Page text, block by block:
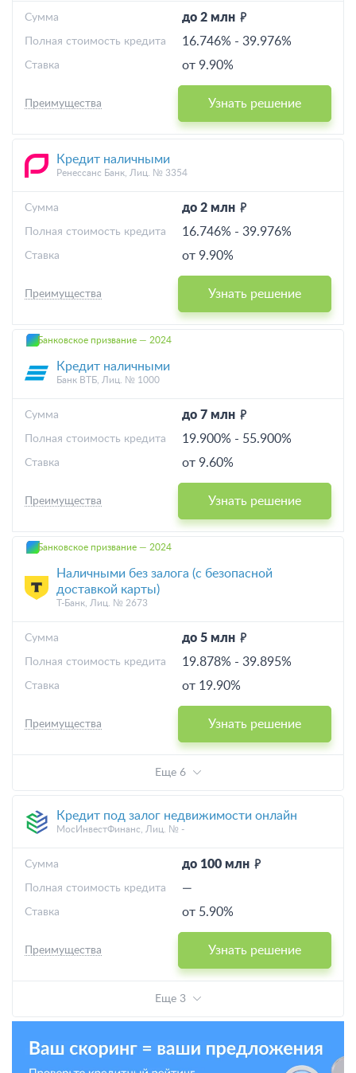
до 2 млн
Cумма
16.746% - 39.976%
Полная стоимость кредита
от 9.90%
Ставка
Узнать решение
Преимущества
Кредит наличными
Ренессанс Банк, Лиц. № 3354
до 2 млн
Cумма
16.746% - 39.976%
Полная стоимость кредита
от 9.90%
Ставка
Узнать решение
Преимущества
Банковское призвание — 2024
Кредит наличными
Банк ВТБ, Лиц. № 1000
до 7 млн
Cумма
19.900% - 55.900%
Полная стоимость кредита
от 9.60%
Ставка
Узнать решение
Преимущества
Банковское призвание — 2024
Наличными без залога (с безопасной
доставкой карты)
Т-Банк, Лиц. № 2673
до 5 млн
Cумма
19.878% - 39.895%
Полная стоимость кредита
от 19.90%
Ставка
Узнать решение
Преимущества
Еще 6
Кредит под залог недвижимости онлайн
МосИнвестФинанс, Лиц. № -
до 100 млн
Cумма
—
Полная стоимость кредита
от 5.90%
Ставка
Узнать решение
Преимущества
Еще 3